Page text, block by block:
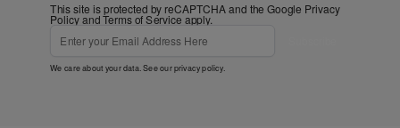
This site is protected by reCAPTCHA and the Google Privacy
PolicyandTerms of Service apply.
We care about your data. See ourprivacy policy.